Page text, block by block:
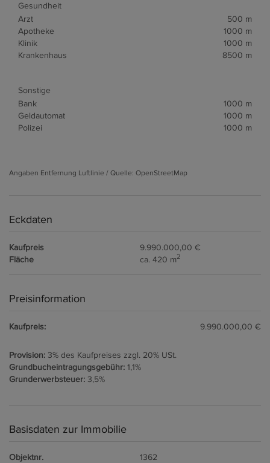
Gesundheit
Arzt
500 m
Apotheke
1000 m
Klinik
1000 m
Krankenhaus
8500 m
Sonstige
Bank
1000 m
Geldautomat
1000 m
Polizei
1000 m
Angaben Entfernung Luftlinie / Quelle: OpenStreetMap
Eckdaten
Kaufpreis
9.990.000,00 €
Fläche
ca. 420 m2
Preisinformation
Kaufpreis: 9.990.000,00 €
Provision: 3% des Kaufpreises zzgl. 20% USt.
Grundbucheintragungsgebühr: 1,1%
Grunderwerbsteuer: 3,5%
Basisdaten zur Immobilie
Objektnr.
1362